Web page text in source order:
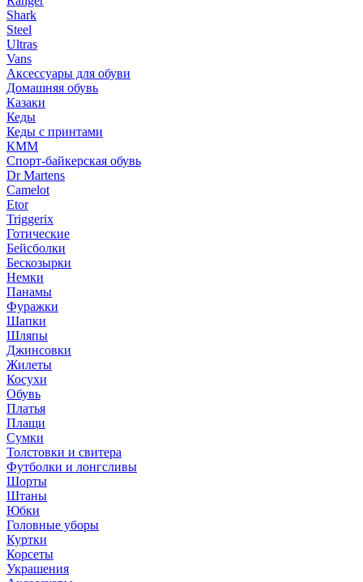
Shark
Steel
Ultras
Vans
Аксессуары для обуви
Домашняя обувь
Казаки
Кеды
Кеды с принтами
КММ
Спорт-байкерская обувь
Dr Martens
Camelot
Etor
Triggerix
Готические
Бейсболки
Бескозырки
Немки
Панамы
Фуражки
Шапки
Шляпы
Джинсовки
Жилеты
Косухи
Обувь
Платья
Плащи
Сумки
Толстовки и свитера
Футболки и лонгсливы
Шорты
Штаны
Юбки
Головные уборы
Куртки
Корсеты
Украшения